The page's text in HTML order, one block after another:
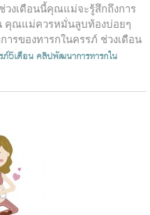
วงเดือนนี้คุณแม่จะรู้สึกถึงการ
คุณแม่ควรหมั่นลูบท้องบ่อยๆ
รของทารกในครรภ์ ช่วงเดือน
ภ์5เดือน คลิปพัฒนาการทารกใน